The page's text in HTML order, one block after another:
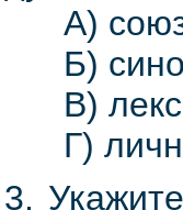
А)
Б)
В)
Г)
3.